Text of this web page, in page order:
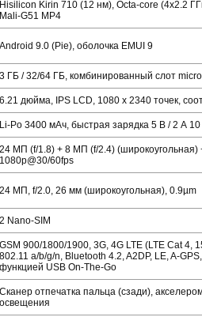
Hisilicon Kirin 710 (12 нм), Octa-core (4x2.2
Mali-G51 MP4
Android 9.0 (Pie), оболочка EMUI 9
3 ГБ / 32/64 ГБ, комбинированный слот
6.21 дюйма, IPS LCD, 1080 x 2340 точек,
Li-Po 3400 мАч, быстрая зарядка 5 В / 2 А
24 MП (f/1.8) + 8 MП (f/2.4)
1080p@30/60fps
24 МП, f/2.0, 26 мм (широкоугольная), 0.9µm
2 Nano-SIM
GSM 900/1800/1900, 3G, 4G LTE (LTE Cat 4,
802.11 a/b/g/n, Bluetooth 4.2, A2DP, LE, A-
функцией USB On-The-Go
Сканер отпечатка пальца (сзади),
освещения